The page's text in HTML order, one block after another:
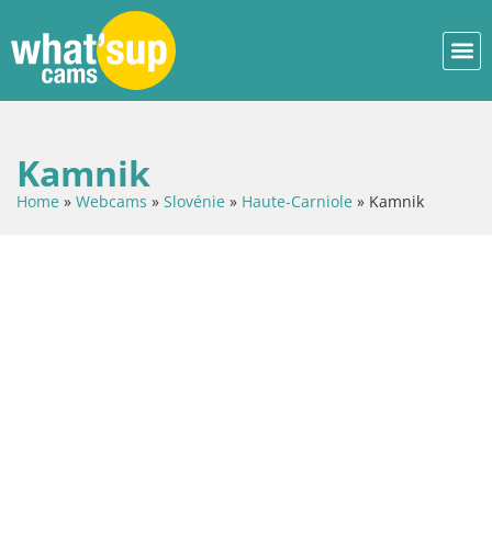
Kamnik
Home » Webcams » Slovénie » Haute-Carniole » Kamnik